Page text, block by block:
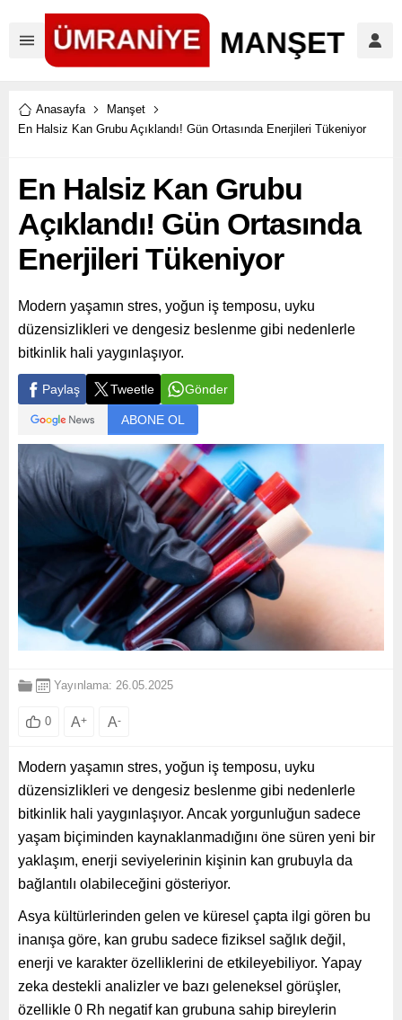
Anasayfa
Manşet
En Halsiz Kan Grubu Açıklandı! Gün Ortasında Enerjileri Tükeniyor
En Halsiz Kan Grubu
Açıklandı! Gün Ortasında
Enerjileri Tükeniyor
Modern yaşamın stres, yoğun iş temposu, uyku
düzensizlikleri ve dengesiz beslenme gibi nedenlerle
bitkinlik hali yaygınlaşıyor.
Paylaş Tweetle Gönder
ABONE OL
Yayınlama: 26.05.2025
0 A+ A-
Modern yaşamın stres, yoğun iş temposu, uyku
düzensizlikleri ve dengesiz beslenme gibi nedenlerle
bitkinlik hali yaygınlaşıyor. Ancak yorgunluğun sadece
yaşam biçiminden kaynaklanmadığını öne süren yeni bir
yaklaşım, enerji seviyelerinin kişinin kan grubuyla da
bağlantılı olabileceğini gösteriyor.
Asya kültürlerinden gelen ve küresel çapta ilgi gören bu
inanışa göre, kan grubu sadece fiziksel sağlık değil,
enerji ve karakter özelliklerini de etkileyebiliyor. Yapay
zeka destekli analizler ve bazı geleneksel görüşler,
özellikle 0 Rh negatif kan grubuna sahip bireylerin